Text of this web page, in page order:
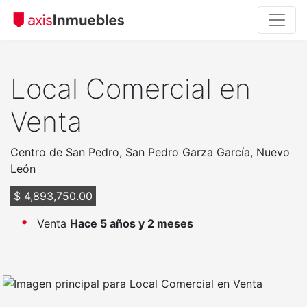
Local Comercial en
Venta
Centro de San Pedro, San Pedro Garza García, Nuevo
León
$ 4,893,750.00
Venta Hace 5 años y 2 meses